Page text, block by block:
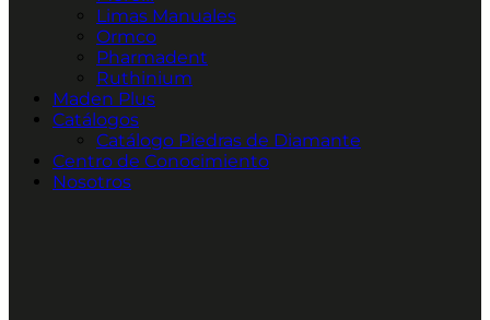
Limas Manuales
Ormco
Pharmadent
Ruthinium
Maden Plus
Catálogos
Catálogo Piedras de Diamante
Centro de Conocimiento
Nosotros